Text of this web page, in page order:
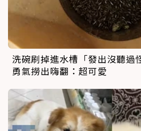
洗碗刷掉進水槽「發出沒聽過
勇氣撈出嗨翻：超可愛